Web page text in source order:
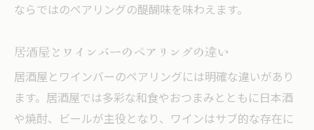
ならではのペアリングの醍醐味を味わえます。
居酒屋とワインバーのペアリングの違い
居酒屋とワインバーのペアリングには明確な違いがあり
ます。居酒屋では多彩な和食やおつまみとともに日本酒
や焼酎、ビールが主役となり、ワインはサブ的な存在に